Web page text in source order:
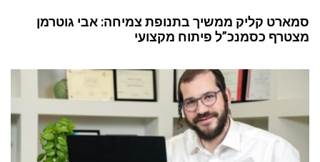
סמארט קליק ממשיך בתנופת צמיחה: אבי גוטרמן
מצטרף כסמנכ”ל פיתוח מקצועי